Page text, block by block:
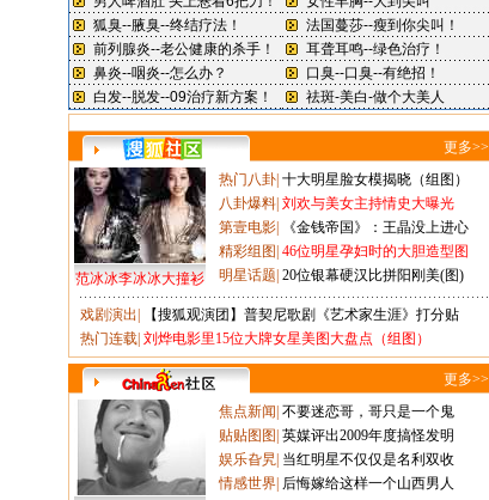
更多>>
范冰冰李冰冰大撞衫
热门八卦 十大明星脸女模揭晓（组图）
八卦爆料 刘欢与美女主持情史大曝光
第壹电影
《金钱帝国》：王晶没上进心
精彩组图 46位明星孕妇时的大胆造型图
明星话题 20位银幕硬汉比拼阳刚美(图)
戏剧演出
【搜狐观演团】普契尼歌剧《艺术家生涯》打分贴
热门连载 刘烨电影里15位大牌女星美图大盘点（组图）
更多>>
焦点新闻 不要迷恋哥，哥只是一个鬼
贴贴图图 英媒评出2009年度搞怪发明
娱乐旮旯 当红明星不仅仅是名利双收
情感世界 后悔嫁给这样一个山西男人